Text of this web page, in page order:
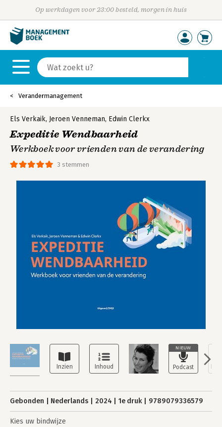
Op werkdagen voor 23:00 besteld, morgen in huis
Verandermanagement
NIEUW
3 stemmen
Els Verkaik, Jeroen Venneman, Edwin Clerkx
Expeditie Wendbaarheid
Werkboek voor vrienden van de verandering
Gebonden Nederlands 2024 1e druk 9789079336579
Kies uw bindwijze